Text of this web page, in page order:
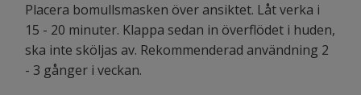
Placera bomullsmasken över ansiktet. Låt verka i
15 - 20 minuter. Klappa sedan in överflödet i huden,
ska inte sköljas av. Rekommenderad användning 2
- 3 gånger i veckan.